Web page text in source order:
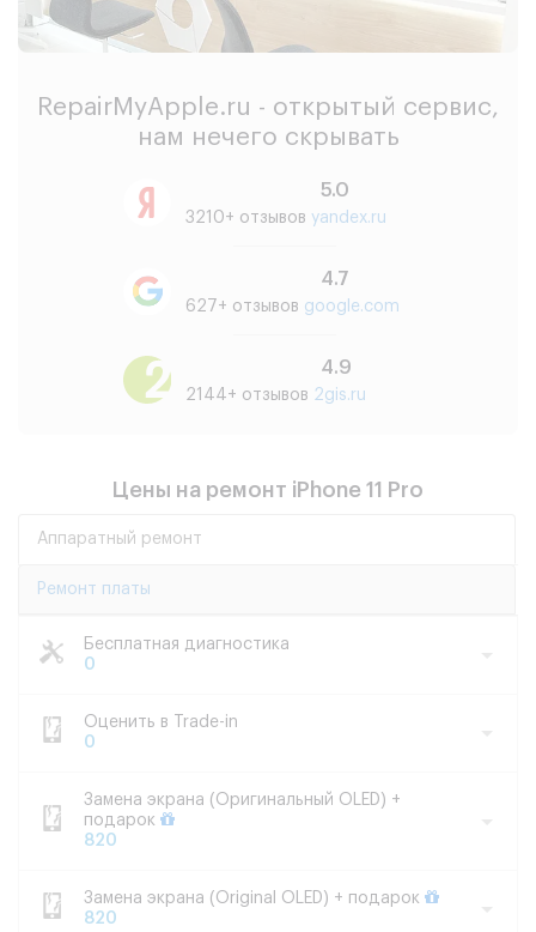
RepairMyApple.ru - открытый сервис,
нам нечего скрывать
5.0
3210+ отзывов yandex.ru
4.7
627+ отзывов google.com
4.9
2144+ отзывов 2gis.ru
Цены на ремонт iPhone 11 Pro
Аппаратный ремонт
Ремонт платы
Бесплатная диагностика
0
Оценить в Trade-in
0
Замена экрана (Оригинальный OLED) +
подарок
820
Замена экрана (Original OLED) + подарок
820